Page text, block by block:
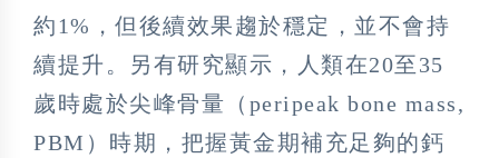
約1%，但後續效果趨於穩定，並不會持
續提升。另有研究顯示，人類在20至35
歲時處於尖峰骨量（peripeak bone mass,
PBM）時期，把握黃金期補充足夠的鈣